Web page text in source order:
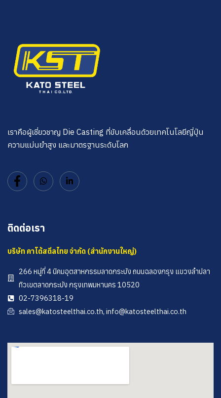
เราคือผู้เชี่ยวชาญ Die Casting ที่ขับเคลื่อนด้วยเทคโนโลยีญี่ปุ่น
ความแม่นยำสูง และมาตรฐานระดับโลก
ติดต่อเรา
บริษัท คาโต้สตีลไทย จำกัด (สำนักงานใหญ่)
266 หมู่ที่ 4 นิคมอุตสาหกรรมลาดกระบัง ถนนฉลองกรุง แขวงลำปลา
ทิวเขตลาดกระบัง กรุงเทพมหานคร 10520
02-7396318-19
sales@katosteelthai.co.th, info@katosteelthai.co.th